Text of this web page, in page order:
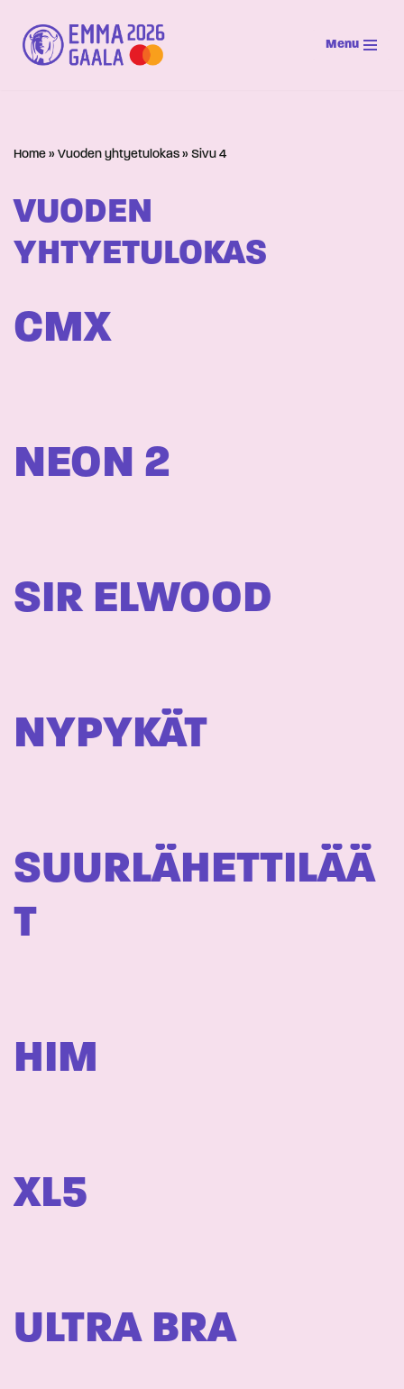
Siirry
suoraan
Menu
Home » Vuoden yhtyetulokas » Sivu 4
VUODEN
YHTYETULOKAS
CMX
NEON 2
SIR ELWOOD
NYPYKÄT
SUURLÄHETTILÄÄ
T
HIM
XL5
ULTRA BRA